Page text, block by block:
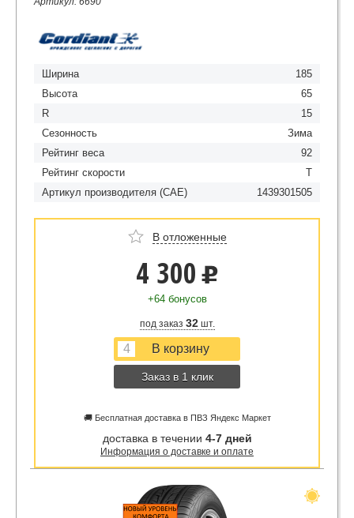
Ширина
185
Высота
65
R
15
Сезонность
Зима
Рейтинг веса
92
Рейтинг скорости
T
Артикул производителя (CAE)
1439301505
В отложенные
4 300 u
+64 бонусов
под заказ 32шт.
Заказ в 1 клик
🚚 Бесплатная доставка в ПВЗ Яндекс Маркет
доставка в течении 4-7 дней
Информация о доставке и оплате